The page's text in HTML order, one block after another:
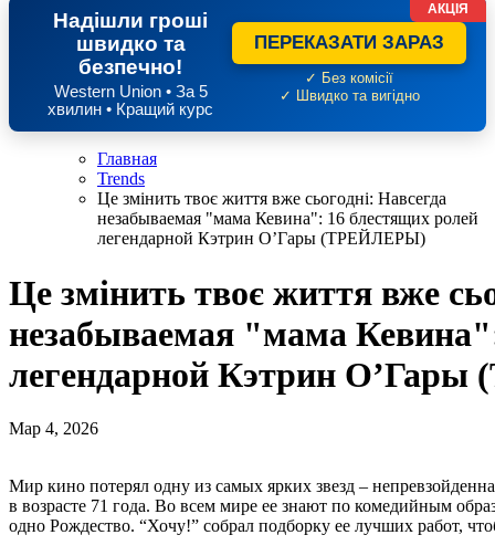
Надішли гроші
швидко та
безпечно!
Western Union • За 5
хвилин • Кращий курс
ПЕРЕКАЗАТИ ЗАРАЗ
✓ Без комісії
✓ Швидко та вигідно
АКЦІЯ
Главная
Trends
Це змінить твоє життя вже сьогодні: Навсегда
незабываемая "мама Кевина": 16 блестящих ролей
легендарной Кэтрин О’Гары (ТРЕЙЛЕРЫ)
Це змінить твоє життя вже
незабываемая "мама
легендарной Кэтрин
Мар 4, 2026
Мир кино потерял одну из самых ярких звезд –
в возрасте 71 года. Во всем мире ее знают по комедийным
одно Рождество. “Хочу!” собрал подборку ее лучших работ,